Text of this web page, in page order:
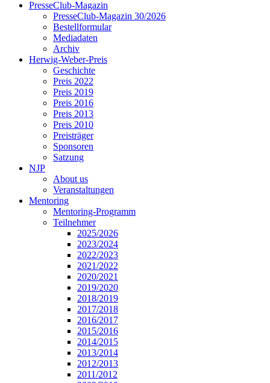
PresseClub-Magazin
PresseClub-Magazin 30/2026
Bestellformular
Mediadaten
Archiv
Herwig-Weber-Preis
Geschichte
Preis 2022
Preis 2019
Preis 2016
Preis 2013
Preis 2010
Preisträger
Sponsoren
Satzung
NJP
About us
Veranstaltungen
Mentoring
Mentoring-Programm
Teilnehmer
2025/2026
2023/2024
2022/2023
2021/2022
2020/2021
2019/2020
2018/2019
2017/2018
2016/2017
2015/2016
2014/2015
2013/2014
2012/2013
2011/2012